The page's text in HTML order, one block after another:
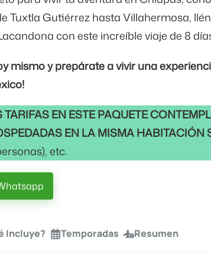
Tuxtla Gutiérrez hasta Villahermosa,
con este increíble viaje de 8
mismo y prepárate a vivir una
TARIFAS EN ESTE PAQUETE
EN LA MISMA HABITACIÓN
etc.
Incluye? Temporadas Resumen